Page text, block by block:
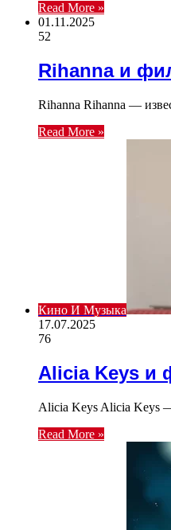
Read More »
01.11.2025
52
Rihanna и
Rihanna Rihanna —
Read More »
Кино И Музыка
17.07.2025
76
Alicia Keys и
Alicia Keys Alicia Keys —
Read More »